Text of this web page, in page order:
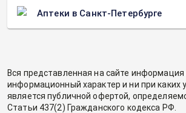
Аптеки в Санкт-Петербурге
Вся представленная на сайте информация
информационный характер и ни при каких
является публичной офертой,
Статьи 437(2) Гражданского кодекса РФ.